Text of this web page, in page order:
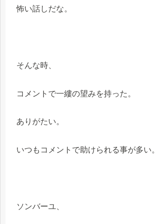
怖い話しだな。
そんな時、
コメントで一縷の望みを持った。
ありがたい。
いつもコメントで助けられる事が多い。
ソンバーユ、